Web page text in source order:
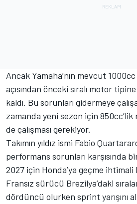
Ancak Yamaha’nın mevcut
açısından önceki sıralı motor
kaldı. Bu sorunları gidermeye
zamanda yeni sezon için
de çalışması gerekiyor.
Takımın yıldız ismi Fabio
performans sorunları karşısında
2027 için Honda’ya geçme
Fransız sürücü Brezilya’daki
dördüncü olurken sprint yarışını